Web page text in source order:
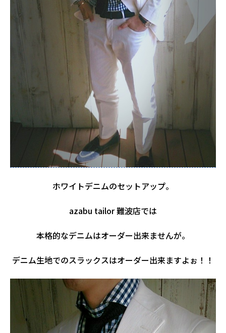
ホワイトデニムのセットアップ。
azabu tailor 難波店では
本格的なデニムはオーダー出来ませんが。
デニム生地でのスラックスはオーダー出来ますよぉ！！